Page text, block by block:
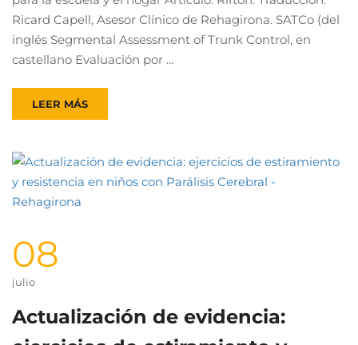
Ricard Capell, Asesor Clínico de Rehagirona. SATCo (del
inglés Segmental Assessment of Trunk Control, en
castellano Evaluación por …
LEER MÁS
08
julio
Actualización de evidencia: